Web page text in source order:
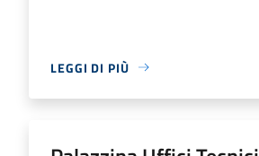
LEGGI DI PIÙ